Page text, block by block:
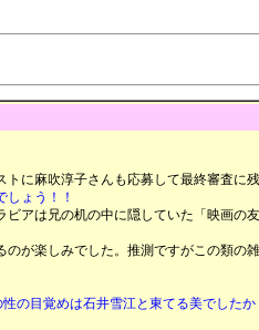
に麻吹淳子さんも応募して最終審査に
ょう！！
アは兄の机の中に隠していた「映画の
が楽しみでした。推測ですがこの類の
の目覚めは石井雪江と東てる美でしたか